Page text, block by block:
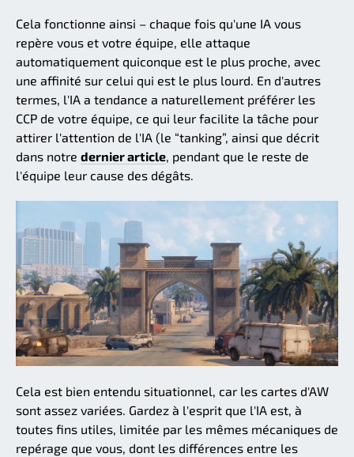
Cela fonctionne ainsi – chaque fois qu'une IA vous
repère vous et votre équipe, elle attaque
automatiquement quiconque est le plus proche, avec
une affinité sur celui qui est le plus lourd. En d'autres
termes, l'IA a tendance a naturellement préférer les
CCP de votre équipe, ce qui leur facilite la tâche pour
attirer l'attention de l'IA (le “tanking”, ainsi que décrit
dans notre dernier article , pendant que le reste de
l'équipe leur cause des dégâts.
Cela est bien entendu situationnel, car les cartes d'AW
sont assez variées. Gardez à l'esprit que l'IA est, à
toutes fins utiles, limitée par les mêmes mécaniques de
repérage que vous, dont les différences entre les